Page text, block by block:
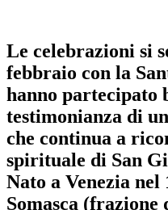
Le celebrazioni si
febbraio con la
hanno partecipato
testimonianza di
che continua a
spirituale di San
Nato a Venezia nel
Somasca (frazione